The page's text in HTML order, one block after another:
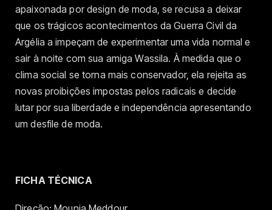
apaixonada por design de moda, se recusa a deixar
que os trágicos acontecimentos da Guerra Civil da
Argélia a impeçam de experimentar uma vida normal e
sair à noite com sua amiga Wassila. À medida que o
clima social se torna mais conservador, ela rejeita as
novas proibições impostas pelos radicais e decide
lutar por sua liberdade e independência apresentando
um desfile de moda.
FICHA TÉCNICA